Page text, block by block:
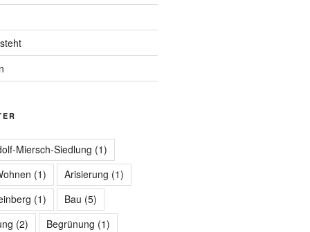
Miersch-Siedlung (1)
(1) Arisierung (1)
(1) Bau (5)
(2) Begrünung (1)